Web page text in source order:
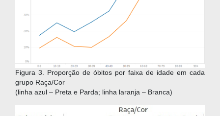
Figura 3. Proporção de óbitos por faixa de idade em cada
grupo Raça/Cor
(linha azul – Preta e Parda; linha laranja – Branca)